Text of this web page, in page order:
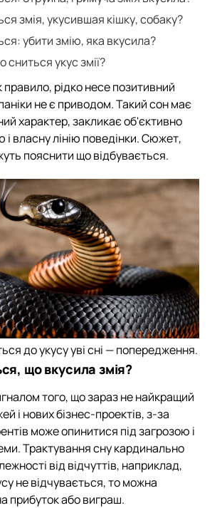
змія, укусившая кішку, собаку?
убити змію, яка вкусила?
сниться укус змії?
правило, рідко несе позитивний
не є приводом. Такий сон має
характер, закликає об'єктивно
і власну лінію поведінки. Сюжет,
пояснити що відбувається.
до укусу уві сні — попередження.
що вкусила змія?
того, що зараз не найкращий
і нових бізнес-проектів, з-за
може опинитися під загрозою і
Трактування сну кардинально
від відчуттів, наприклад,
не відчувається, то можна
прибуток або виграш.